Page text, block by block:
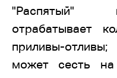
"Распятый"
отрабатывает
приливы-
может сесть